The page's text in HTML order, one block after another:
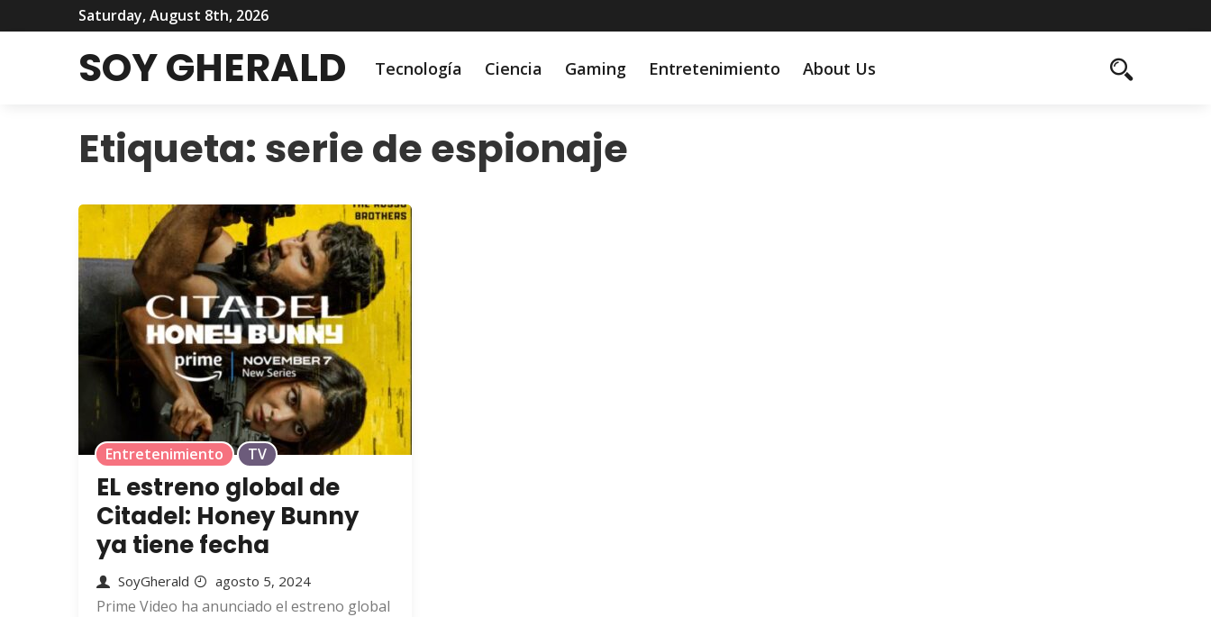
Saturday, August 8th, 2026
SOY GHERALD Tecnología Ciencia Gaming Entretenimiento About Us
Etiqueta: serie de espionaje
Entretenimiento TV
EL estreno global de
Citadel: Honey Bunny
ya tiene fecha
SoyGherald agosto 5, 2024
Prime Video ha anunciado el estreno global